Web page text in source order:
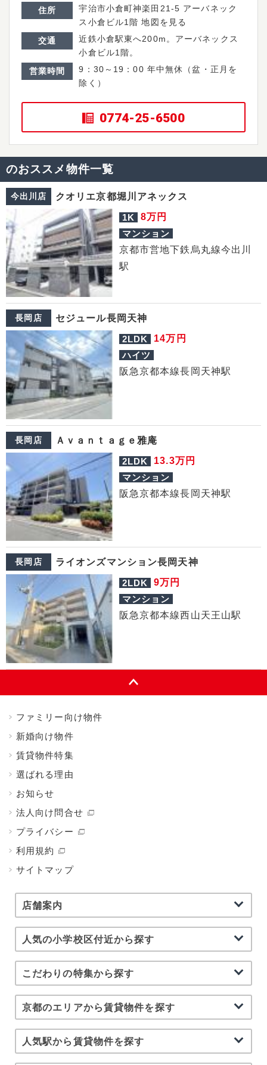
住所
宇治市小倉町神楽田21-5 アーバネック
ス小倉ビル1階地図を見る
交通
近鉄小倉駅東へ200m。アーバネックス
小倉ビル1階。
営業時間
9：30～19：00 年中無休（盆・正月を
除く）
0774-25-6500
のおススメ物件一覧
今出川店 クオリエ京都堀川アネックス
1K 8万円
マンション
京都市営地下鉄烏丸線今出川
駅
長岡店 セジュール長岡天神
2LDK 14万円
ハイツ
阪急京都本線長岡天神駅
長岡店 Ａｖａｎｔａｇｅ雅庵
2LDK 13.3万円
マンション
阪急京都本線長岡天神駅
長岡店 ライオンズマンション長岡天神
2LDK 9万円
マンション
阪急京都本線西山天王山駅
ファミリー向け物件
新婚向け物件
賃貸物件特集
選ばれる理由
お知らせ
法人向け問合せ
プライバシー
利用規約
サイトマップ
店舗案内
人気の小学校区付近から探す
こだわりの特集から探す
京都のエリアから賃貸物件を探す
人気駅から賃貸物件を探す